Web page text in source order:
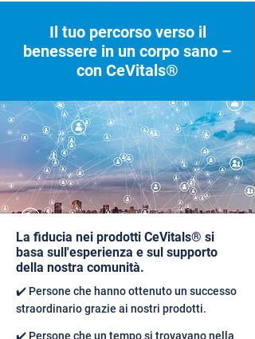
Il tuo percorso verso il
benessere in un corpo sano –
con CeVitals®
La fiducia nei prodotti CeVitals® si
basa sull'esperienza e sul supporto
della nostra comunità.
✔️ Persone che hanno ottenuto un successo
straordinario grazie ai nostri prodotti.
✔️ Persone che un tempo si trovavano nella